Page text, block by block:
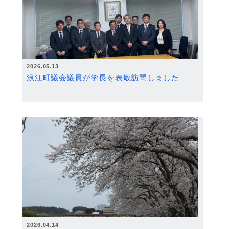
2026.05.13
浪江町議会議員が学長を表敬訪問しました
2026.04.14